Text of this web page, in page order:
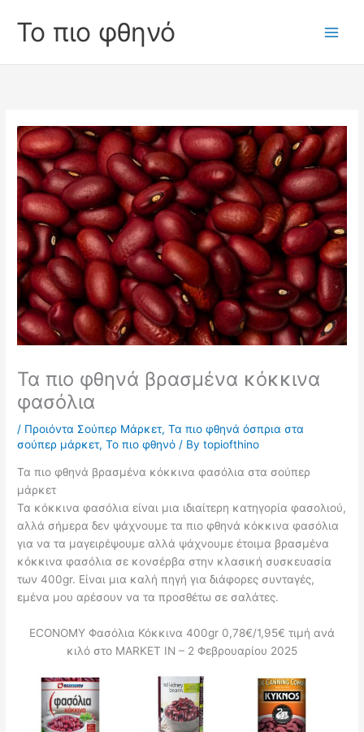
content
Το πιο φθηνό
Τα πιο φθηνά βρασμένα κόκκινα
φασόλια
/ Προιόντα Σούπερ Μάρκετ,Τα πιο φθηνά όσπρια στα
σούπερ μάρκετ,Το πιο φθηνό / Bytopiofthino
Τα πιο φθηνά βρασμένα κόκκινα φασόλια στα σούπερ
μάρκετ
Τα κόκκινα φασόλια είναι μια ιδιαίτερη κατηγορία φασολιού,
αλλά σήμερα δεν ψάχνουμε τα πιο φθηνά κόκκινα φασόλια
για να τα μαγειρέψουμε αλλά ψάχνουμε έτοιμα βρασμένα
κόκκινα φασόλια σε κονσέρβα στην κλασική συσκευασία
των 400gr. Είναι μια καλή πηγή για διάφορες συνταγές,
εμένα μου αρέσουν να τα προσθέτω σε σαλάτες.
ECONOMY Φασόλια Κόκκινα 400gr 0,78€/1,95€ τιμή ανά
κιλό στο MARKET IN – 2 Φεβρουαρίου 2025